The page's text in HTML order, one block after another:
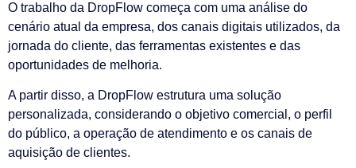
O trabalho da DropFlow começa com uma análise do
cenário atual da empresa, dos canais digitais utilizados, da
jornada do cliente, das ferramentas existentes e das
oportunidades de melhoria.
A partir disso, a DropFlow estrutura uma solução
personalizada, considerando o objetivo comercial, o perfil
do público, a operação de atendimento e os canais de
aquisição de clientes.